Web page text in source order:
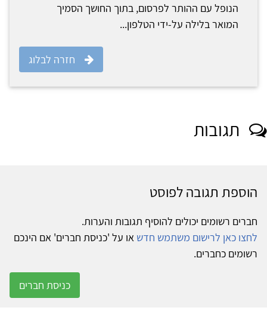
הנופל עם ההותר לפרסום, בתוך החושך הסמיך
המואר בלילה על-ידי הטלפון...
חזרה לבלוג
תגובות
הוספת תגובה לפוסט
חברים רשומים יכולים להוסיף תגובות והערות.
לחצו כאן לרישום משתמש חדש או על 'כניסת חברים' אם הינכם
רשומים כחברים.
כניסת חברים